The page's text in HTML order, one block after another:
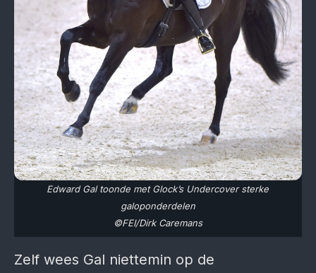
Edward Gal toonde met Glock’s Undercover sterke
galoponderdelen
©FEI/Dirk Caremans
Zelf wees Gal niettemin op de